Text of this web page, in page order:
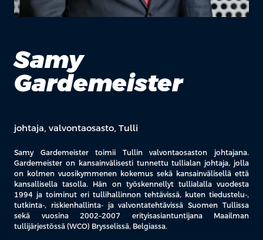
Samy
Gardemeister
johtaja, valvontaosasto, Tulli
Samy Gardemeister toimii Tullin valvontaosaston johtajana.
Gardemeister on kansainvälisesti tunnettu tullialan johtaja, jolla
on kolmen vuosikymmenen kokemus sekä kansainvälisellä että
kansallisella tasolla. Hän on työskennellyt tullialalla vuodesta
1994 ja toiminut eri tullihallinnon tehtävissä, kuten tiedustelu-,
tutkinta-, riskienhallinta- ja valvontatehtävissä Suomen Tullissa
sekä vuosina 2002–2007 erityisasiantuntijana Maailman
tullijärjestössä (WCO) Brysselissä, Belgiassa.